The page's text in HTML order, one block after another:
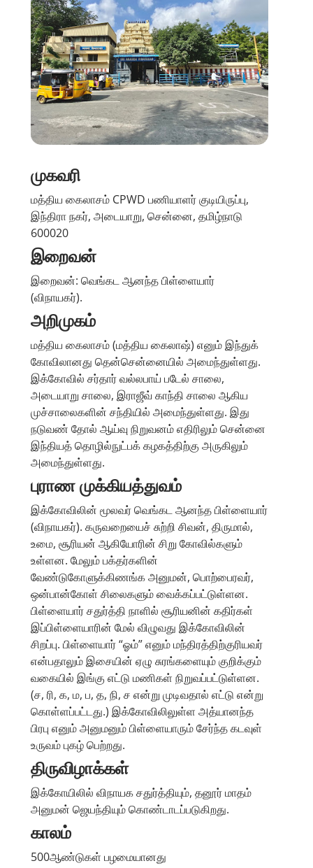
முகவரி
மத்திய கைலாசம் CPWD பணியாளர் குடியிருப்பு,
இந்திரா நகர், அடையாறு, சென்னை, தமிழ்நாடு
600020
இறைவன்
இறைவன்: வெங்கட ஆனந்த பிள்ளையார்
(விநாயகர்).
அறிமுகம்
மத்திய கைலாசம் (மத்திய கைலாஷ்) எனும் இந்துக்
கோவிலானது தென்சென்னையில் அமைந்துள்ளது.
இக்கோவில் சர்தார் வல்லபாய் படேல் சாலை,
அடையாறு சாலை, இராஜீவ் காந்தி சாலை ஆகிய
முச்சாலைகளின் சந்தியில் அமைந்துள்ளது. இது
நடுவண் தோல் ஆய்வு நிறுவனம் எதிரிலும் சென்னை
இந்தியத் தொழில்நுட்பக் கழகத்திற்கு அருகிலும்
அமைந்துள்ளது.
புராண முக்கியத்துவம்
இக்கோவிலின் மூலவர் வெங்கட ஆனந்த பிள்ளையார்
(விநாயகர்). கருவறையைச் சுற்றி சிவன், திருமால்,
உமை, சூரியன் ஆகியோரின் சிறு கோவில்களும்
உள்ளன. மேலும் பக்தர்களின்
வேண்டுகோளுக்கிணங்க அனுமன், பொற்பைரவர்,
ஒன்பான்கோள் சிலைகளும் வைக்கப்பட்டுள்ளன.
பிள்ளையார் சதுர்த்தி நாளில் சூரியனின் கதிர்கள்
இப்பிள்ளையாரின் மேல் விழுவது இக்கோவிலின்
சிறப்பு. பிள்ளையார் “ஓம்” எனும் மந்திரத்திற்குரியவர்
என்பதாலும் இசையின் ஏழு சுரங்களையும் குறிக்கும்
வகையில் இங்கு எட்டு மணிகள் நிறுவப்பட்டுள்ளன.
(ச, ரி, க, ம, ப, த, நி, ச என்று முடிவதால் எட்டு என்று
கொள்ளப்பட்டது.) இக்கோவிலிலுள்ள அத்யானந்த
பிரபு எனும் அனுமனும் பிள்ளையாரும் சேர்ந்த கடவுள்
உருவம் புகழ் பெற்றது.
திருவிழாக்கள்
இக்கோயிலில் விநாயக சதுர்த்தியும், தனூர் மாதம்
அனுமன் ஜெயந்தியும் கொண்டாடப்படுகிறது.
காலம்
500ஆண்டுகள் பழமையானது